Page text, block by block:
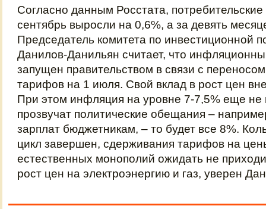
Согласно данным Росстата,
сентябрь выросли на 0,6%, а за девять
Председатель комитета по инвестиционной
Данилов-Данильян считает, что
запущен правительством в связи с
тарифов на 1 июля. Свой вклад в рост цен
При этом инфляция на уровне 7-7,5% еще не
прозвучат политические обещания –
зарплат бюджетникам, – то будет все 8%.
цикл завершен, сдерживания тарифов на
естественных монополий ожидать не
рост цен на электроэнергию и газ, уверен